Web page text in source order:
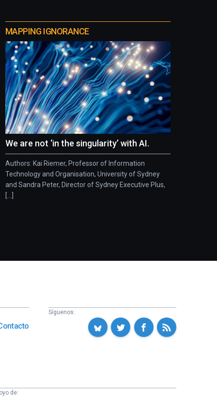
MAPPING IGNORANCE
We are not ‘in the singularity’ with AI.
Authors: Kai Riemer, Professor of Information
Technology and Organisation, University of Sydney
and Sandra Peter, Director of Sydney Executive Plus,
[...]
Síguenos:
de: